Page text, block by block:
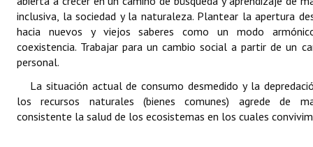
Resoluciones
Resoluciones de Presidencia
Antiguos Pobladores
inclusiva, la sociedad y la naturaleza. Plantear la apertura
hacia nuevos y viejos saberes como un modo
coexistencia. Trabajar para un cambio social a partir de un
personal.
La situación actual de consumo desmedido y la
los recursos naturales (bienes comunes) agrede de
consistente la salud de los ecosistemas en los cuales